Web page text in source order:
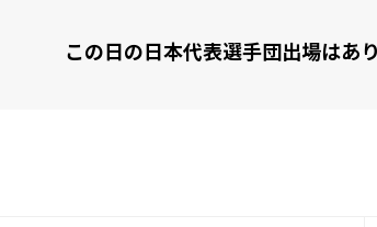
この日の日本代表選手団出場はあ